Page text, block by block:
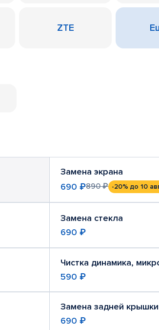
ZTE
Замена экрана
690 ₽890 ₽ -20% до 10
Замена стекла
690 ₽
Чистка динамика,
590 ₽
Замена задней крышки
690 ₽